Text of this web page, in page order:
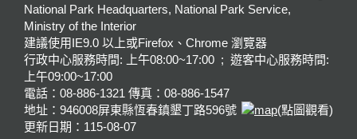
National Park Headquarters, National Park Service,
Ministry of the Interior
建議使用IE9.0 以上或Firefox、Chrome 瀏覽器
行政中心服務時間: 上午08:00~17:00 ; 遊客中心服務時間:
上午09:00~17:00
電話：08-886-1321 傳真：08-886-1547
地址：946008屏東縣恆春鎮墾丁路596號
(點圖觀看)
更新日期： 115-08-07